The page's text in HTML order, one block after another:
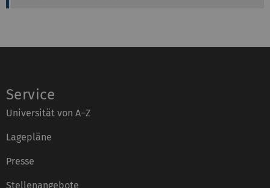
Service
Universität von A–Z
Lagepläne
Presse
Stellenangebote